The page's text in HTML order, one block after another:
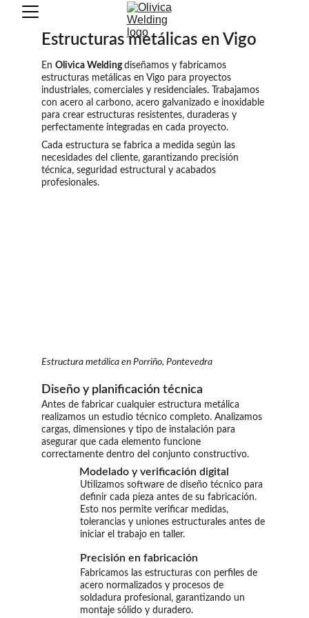
Estructuras metálicas en Vigo
En Olivica Welding diseñamos y fabricamos
estructuras metálicas en Vigo para proyectos
industriales, comerciales y residenciales. Trabajamos
con acero al carbono, acero galvanizado e inoxidable
para crear estructuras resistentes, duraderas y
perfectamente integradas en cada proyecto.
Cada estructura se fabrica a medida según las
necesidades del cliente, garantizando precisión
técnica, seguridad estructural y acabados
profesionales.
Diseño y planificación técnica
Antes de fabricar cualquier estructura metálica
realizamos un estudio técnico completo. Analizamos
cargas, dimensiones y tipo de instalación para
asegurar que cada elemento funcione
correctamente dentro del conjunto constructivo.
Modelado y verificación digital
Utilizamos software de diseño técnico para
definir cada pieza antes de su fabricación.
Esto nos permite verificar medidas,
tolerancias y uniones estructurales antes de
iniciar el trabajo en taller.
Precisión en fabricación
Fabricamos las estructuras con perfiles de
acero normalizados y procesos de
soldadura profesional, garantizando un
montaje sólido y duradero.
Estructura metálica en Porriño, Pontevedra